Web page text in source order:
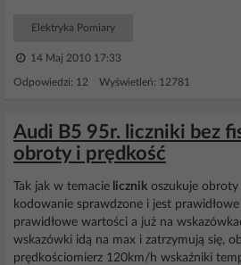
Elektryka Pomiary
14 Maj 2010 17:33
Odpowiedzi: 12 Wyświetleń: 12781
Audi B5 95r. liczniki bez
obroty i prędkość
Tak jak w temacie licznik oszukuje
kodowanie sprawdzone i jest
prawidłowe wartości a już na
wskazówki idą na max i zatrzymują się,
prędkościomierz 120km/h wskaźniki